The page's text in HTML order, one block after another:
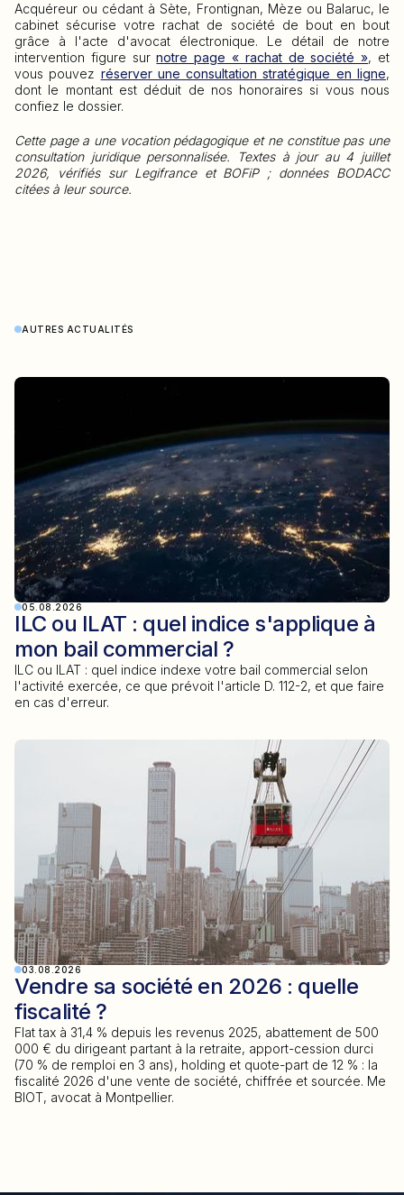
Acquéreur ou cédant à Sète, Frontignan, Mèze ou Balaruc, le
cabinet sécurise votre rachat de société de bout en bout
grâce à l'acte d'avocat électronique. Le détail de notre
intervention figure surnotre page « rachat de société », et
vous pouvez réserver une consultation stratégique en ligne,
dont le montant est déduit de nos honoraires si vous nous
confiez le dossier.
Cette page a une vocation pédagogique et ne constitue pas une
consultation juridique personnalisée. Textes à jour au 4 juillet
2026, vérifiés sur Legifrance et BOFiP ; données BODACC
citées à leur source.
AUTRES ACTUALITÉS
05.08.2026
ILC ou ILAT : quel indice s'applique à
mon bail commercial ?
ILC ou ILAT : quel indice indexe votre bail commercial selon
l'activité exercée, ce que prévoit l'article D. 112-2, et que faire
en cas d'erreur.
03.08.2026
Vendre sa société en 2026 : quelle
fiscalité ?
Flat tax à 31,4 % depuis les revenus 2025, abattement de 500
000 € du dirigeant partant à la retraite, apport-cession durci
(70 % de remploi en 3 ans), holding et quote-part de 12 % : la
fiscalité 2026 d'une vente de société, chiffrée et sourcée. Me
BIOT, avocat à Montpellier.